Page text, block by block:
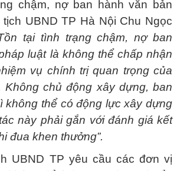
chậm, nợ ban hành văn bản
UBND TP Hà Nội Chu Ngọc
tại tình trạng chậm, nợ ban
luật là không thể chấp nhận
vụ chính trị quan trọng của
Không chủ động xây dựng, ban
không thể có động lực xây dựng
này phải gắn với đánh giá kết
đua khen thưởng”.
UBND TP yêu cầu các đơn vị